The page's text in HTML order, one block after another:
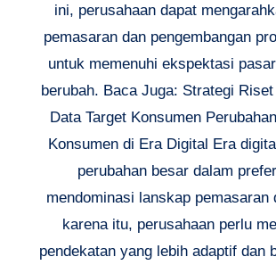
ini, perusahaan dapat
pemasaran dan pengembangan
untuk memenuhi ekspektasi
berubah. Baca Juga: Strategi
Data Target Konsumen
Konsumen di Era Digital Era
perubahan besar dalam
mendominasi lanskap pemasaran
karena itu, perusahaan perlu
pendekatan yang lebih adaptif dan